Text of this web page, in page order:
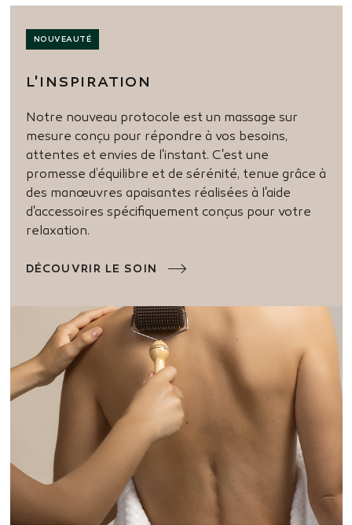
NOUVEAUTÉ
L'INSPIRATION
Notre nouveau protocole est un massage sur
mesure conçu pour répondre à vos besoins,
attentes et envies de l'instant. C'est une
promesse d’équilibre et de sérénité, tenue grâce à
des manœuvres apaisantes réalisées à l'aide
d'accessoires spécifiquement conçus pour votre
relaxation.
DÉCOUVRIR LE SOIN